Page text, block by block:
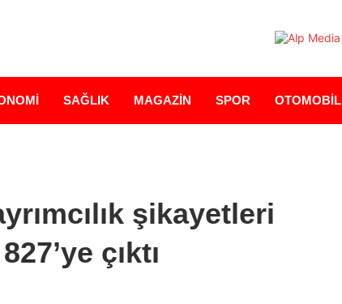
SAĞLIK MAGAZİN SPOR OTOMOBİL
şikayetleri
çıktı